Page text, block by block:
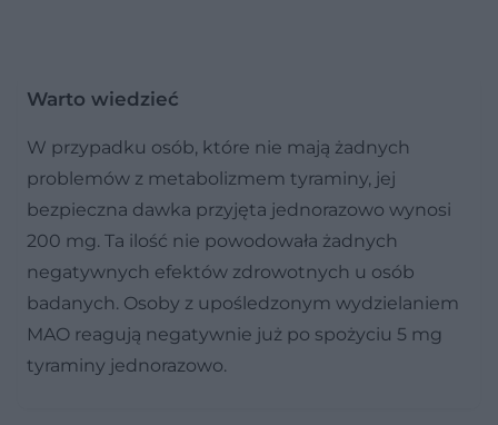
Warto wiedzieć
W przypadku osób, które nie mają żadnych
problemów z metabolizmem tyraminy, jej
bezpieczna dawka przyjęta jednorazowo wynosi
200 mg. Ta ilość nie powodowała żadnych
negatywnych efektów zdrowotnych u osób
badanych. Osoby z upośledzonym wydzielaniem
MAO reagują negatywnie już po spożyciu 5 mg
tyraminy jednorazowo.